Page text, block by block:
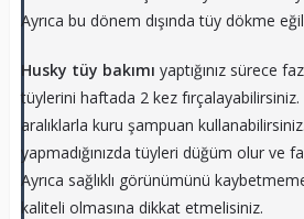
Ayrıca bu dönem dışında tüy dökme
Husky tüy bakımı yaptığınız sürece
tüylerini haftada 2 kez fırçalayabilirsiniz.
aralıklarla kuru şampuan
yapmadığınızda tüyleri düğüm olur ve
Ayrıca sağlıklı görünümünü
kaliteli olmasına dikkat etmelisiniz.